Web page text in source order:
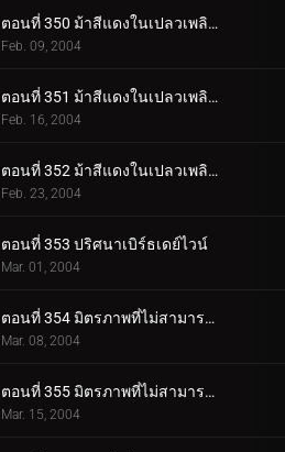
ตอนที่ 350 ม้าสีแดงในเปลวเพลิง (ภาคคดี)
Feb. 09, 2004
ตอนที่ 351 ม้าสีแดงในเปลวเพลิง (ภาคสืบสวน)
Feb. 16, 2004
ตอนที่ 352 ม้าสีแดงในเปลวเพลิง (ภาคปิดคดี)
Feb. 23, 2004
ตอนที่ 353 ปริศนาเบิร์ธเดย์ไวน์
Mar. 01, 2004
ตอนที่ 354 มิตรภาพที่ไม่สามารถซื้อได้ด้วยเงิน (ตอนแรก)
Mar. 08, 2004
ตอนที่ 355 มิตรภาพที่ไม่สามารถซื้อได้ด้วยเงิน (ตอนจบ)
Mar. 15, 2004